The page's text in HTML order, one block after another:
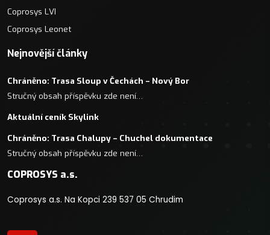
Coprosys LVI
Coprosys Leonet
Nejnovější články
Chráněno: Trasa Sloup v Čechách – Nový Bor
Stručný obsah příspěvku zde není…
Aktuální ceník Skylink
Chráněno: Trasa Chalupy – Chuchel dokumentace
Stručný obsah příspěvku zde není…
COPROSYS a.s.
Coprosys a.s. Na Kopci 239 537 05 Chrudim